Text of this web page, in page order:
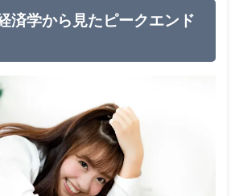
済学から見たピークエンド